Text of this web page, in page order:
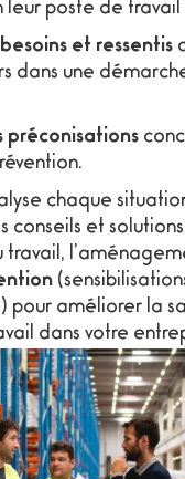
leur poste de travail
et ressentis
dans une
préconisations
chaque
conseils et
travail,
pour améliorer la
dans votre